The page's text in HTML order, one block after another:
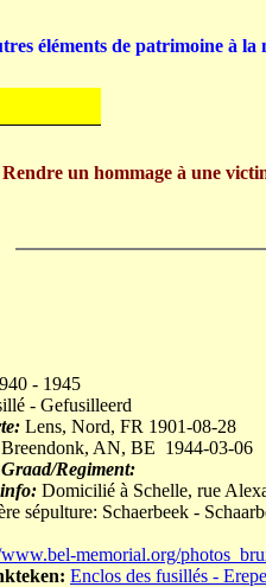
- 1945
- Gefusilleerd
Lens, Nord, FR 1901-08-28
Breendonk, AN, BE 1944-03-06
Regiment:
Domicilié à Schelle, rue
sépulture: Schaerbeek -
memorial.org/
Enclos des fusillés -
un hommage à une
éléments de patrimoine à la